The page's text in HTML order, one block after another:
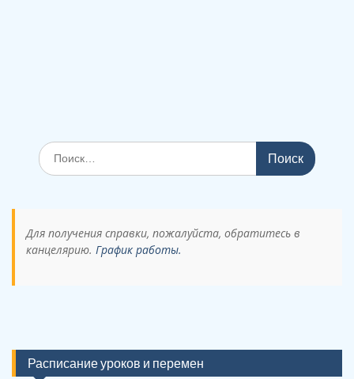
Поиск
по:
Для получения справки, пожалуйста, обратитесь в
канцелярию. График работы.
Расписание уроков и перемен